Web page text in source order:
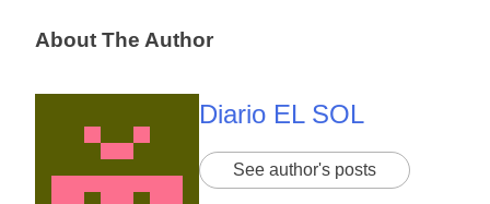
About The Author
Diario EL SOL
See author's posts